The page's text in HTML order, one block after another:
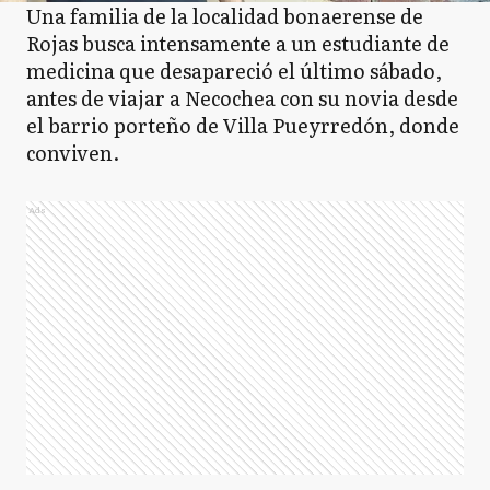
Una familia de la localidad bonaerense de
Rojas busca intensamente a un estudiante de
medicina que desapareció el último sábado,
antes de viajar a Necochea con su novia desde
el barrio porteño de Villa Pueyrredón, donde
conviven.
Ads